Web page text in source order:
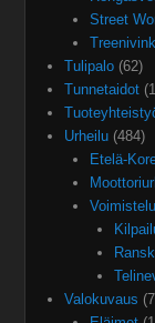
Street
Tulipalo (62)
Tunnetaidot
Urheilu (484)
Etelä-
Voimistelu
Valokuvaus